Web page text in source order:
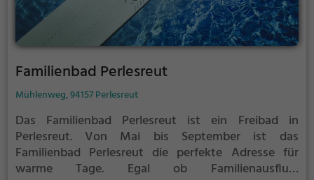
Familienbad Perlesreut
Mühlenweg, 94157 Perlesreut
Das Familienbad Perlesreut ist ein Freibad in
Perlesreut. Von Mai bis September ist das
Familienbad Perlesreut die perfekte Adresse für
warme Tage. Egal ob Familienausflug,